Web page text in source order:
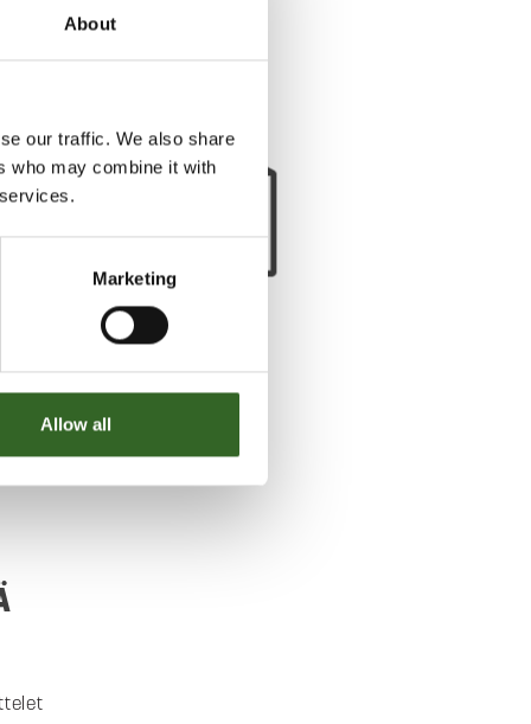
About
our traffic. We also share
who may combine it with
Marketing
Allow all